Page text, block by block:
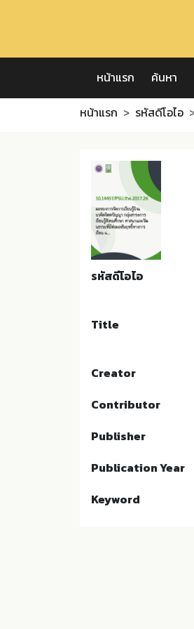
หน้าแรก ค้นหา
หน้าแรก รหัสดีโอไอ
รหัสดีโอไอ
Title
Creator
Contributor
Publisher
Publication Year
Keyword